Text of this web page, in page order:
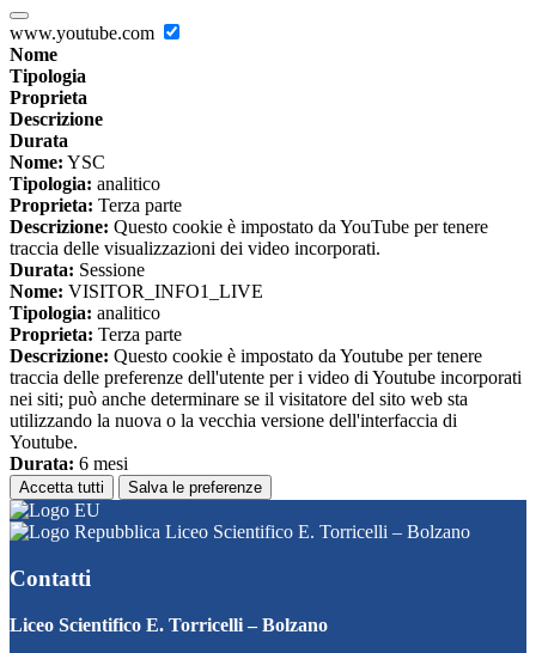
www.youtube.com
Nome
Tipologia
Proprieta
Descrizione
Durata
Nome: YSC
Tipologia: analitico
Proprieta: Terza parte
Descrizione: Questo cookie è impostato da YouTube per tenere
traccia delle visualizzazioni dei video incorporati.
Durata: Sessione
Nome: VISITOR_INFO1_LIVE
Tipologia: analitico
Proprieta: Terza parte
Descrizione: Questo cookie è impostato da Youtube per tenere
traccia delle preferenze dell'utente per i video di Youtube incorporati
nei siti; può anche determinare se il visitatore del sito web sta
utilizzando la nuova o la vecchia versione dell'interfaccia di
Youtube.
Durata: 6 mesi
Accetta tutti Salva le preferenze
Liceo Scientifico E. Torricelli – Bolzano
Contatti
Liceo Scientifico E. Torricelli – Bolzano